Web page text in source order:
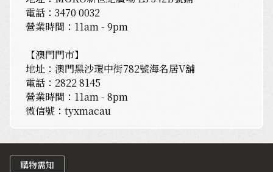
電話：3470 0032
營業時間：11am - 9pm
【澳門門市】
地址：澳門黑沙環中街782號海名居V舖
電話：2822 8145
營業時間：11am - 8pm
微信號：tyxmacau
購物需知